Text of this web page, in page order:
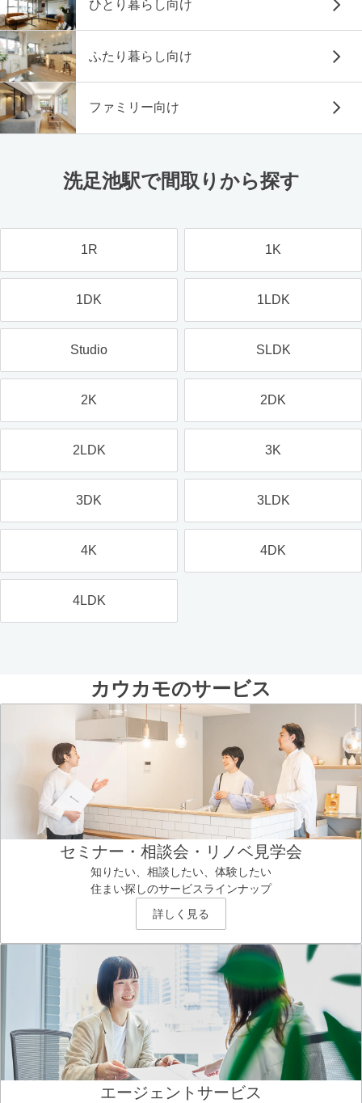
ひとり暮らし向け
ふたり暮らし向け
ファミリー向け
洗足池駅で間取りから探す
1R 1K
1DK 1LDK
Studio SLDK
2K 2DK
2LDK 3K
3DK 3LDK
4K 4DK
4LDK
カウカモのサービス
セミナー・相談会・リノベ見学会
知りたい、相談したい、体験したい
住まい探しのサービスラインナップ
詳しく見る
エージェントサービス